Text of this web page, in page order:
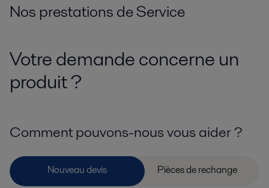
Nos prestations de Service
Votre demande concerne un
produit ?
Comment pouvons-nous vous aider ?